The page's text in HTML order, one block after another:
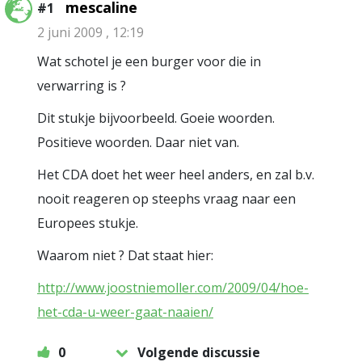
#1 mescaline
2 juni 2009 , 12:19
Wat schotel je een burger voor die in
verwarring is ?
Dit stukje bijvoorbeeld. Goeie woorden.
Positieve woorden. Daar niet van.
Het CDA doet het weer heel anders, en zal b.v.
nooit reageren op steephs vraag naar een
Europees stukje.
Waarom niet ? Dat staat hier:
http://www.joostniemoller.com/2009/04/hoe-
het-cda-u-weer-gaat-naaien/
0 Volgende discussie